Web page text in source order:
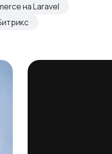
на Laravel